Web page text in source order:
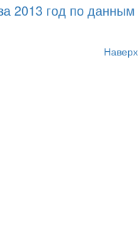
2013 год по данным
Наверх